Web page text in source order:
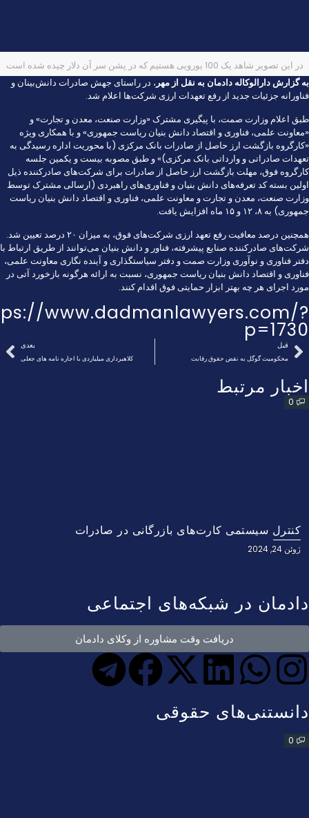
در این تصویر شاهد یک 100 یورویی هستیم که در پشن سر آن دلار چیده شده است
به گزارش دارالوکاله دادمان به نقل از مهر ، در راستای جهش صادرات دانش‌بینان و
فناورانه جزئیات جدید از رفع تعهدات ارزی شرکت‌ها اعلام شد.
طبق اعلام وزارت صمت، با پیگیری مشترک «وزارت صنعت، معدن و تجارت» و
«معاونت علمی، فناوری و اقتصاد دانش بنیان ریاست جمهوری» و با همکاری ویژه
«کارگروه بازگشت ارز حاصل از صادرات بانک مرکزی (با محوریت اداره رسیدگی به
تعهدات صادراتی و وارداتی بانک مرکزی)» و طبق مصوبه بیست و یکمین جلسه
کارگروه فوق، مهلت بازگشت ارز حاصل از صادرات برای شرکت‌های صادرکننده ذیل
اولین بسته کد تعرفه‌های دانش بنیان و فناوری‌های راهبردی (ارسالی مشترک توسط
وزارت صنعت، معدن و تجارت و معاونت علمی، فناوری و اقتصاد دانش بنیان ریاست
جمهوری) به ۸، ۱۲ و ۱۵ ماه افزایش یافت.
همچنین درصد معافیت رفع تعهد ارزی شرکت‌های فوق، به میزان ۲۰ درصد تعیین شد.
شرکت‌های صادرکننده صنایع پیشرفته، فناور و دانش بنیان می‌توانند از طریق ارتباط با
دفتر فناوری و نوآوری وزارت صمت و دفتر سیاستگذاری و آینده نگاری معاونت علمی،
فناوری و اقتصاد دانش بنیان ریاست جمهوری، نسبت به ارائه هرگونه بازخورد آتی در
مورد اجرای هر چه بهتر ابزار حمایتی فوق اقدام کنند.
www.dadmanlawyers.com/?
p=1730
قبل
محکومیت گوگل به نقض حقوق رقابت
بعدی
کلاهبرداری میلیاردی با اجاره نامه های جعلی
اخبار مرتبط
0
کنترل سیستمی کارت‌های بازرگانی در صادرات
ژوئن 24, 2024
دادمان در شبکه‌های اجتماعی
دریافت وقت مشاوره از وکلای دادمان
دانستنی‌های حقوقی
0